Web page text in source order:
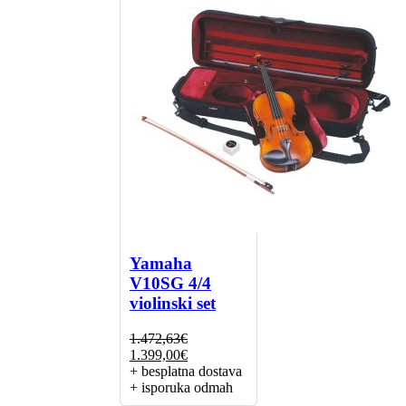
Yamaha
V10SG 4/4
violinski set
1.472,63€
Izvorna
cijena
bila
je:
1.399,00€Trenutna
cijena
je:
1.399,00€.
+ besplatna dostava
+ isporuka odmah